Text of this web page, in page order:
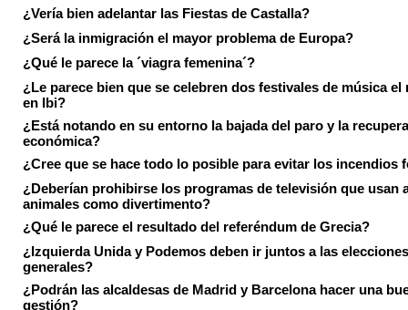
¿Vería bien adelantar las Fiestas de Castalla?
¿Será la inmigración el mayor problema de Europa?
¿Qué le parece la ´viagra femenina´?
¿Le parece bien que se celebren dos festivales de música el
en Ibi?
¿Está notando en su entorno la bajada del paro y la
económica?
¿Cree que se hace todo lo posible para evitar los incendios
¿Deberían prohibirse los programas de televisión que usan
animales como divertimento?
¿Qué le parece el resultado del referéndum de Grecia?
¿Izquierda Unida y Podemos deben ir juntos a las elecciones
generales?
¿Podrán las alcaldesas de Madrid y Barcelona hacer una
gestión?